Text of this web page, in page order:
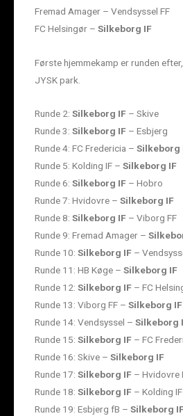
Fremad Amager – Vendsyssel FF
FC Helsingør – Silkeborg IF
Første hjemmekamp er runden
JYSK park.
Runde 2: Silkeborg IF – Skive
Runde 3: Silkeborg IF – Esbjerg
Runde 4: FC Fredericia – Silkeborg
Runde 5: Kolding IF – Silkeborg IF
Runde 6: Silkeborg IF – Hobro
Runde 7: Hvidovre – Silkeborg IF
Runde 8: Silkeborg IF – Viborg FF
Runde 9: Fremad Amager –
Runde 10: Silkeborg IF –
Runde 11: HB Køge – Silkeborg IF
Runde 12: Silkeborg IF – FC
Runde 13: Viborg FF – Silkeborg IF
Runde 14: Vendsyssel – Silkeborg
Runde 15: Silkeborg IF – FC
Runde 16: Skive – Silkeborg IF
Runde 17: Silkeborg IF – Hvidovre
Runde 18: Silkeborg IF – Kolding IF
Runde 19: Esbjerg fB – Silkeborg